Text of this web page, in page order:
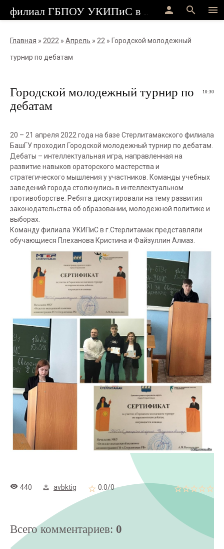
menu
search
person
Главная » 2022 » Апрель » 22 » Городской молодежный
турнир по дебатам
10:30
Городской молодежный турнир по
дебатам
20 – 21 апреля 2022 года на базе Стерлитамакского филиала
БашГУ проходил Городской молодежный турнир по дебатам.
Дебаты – интеллектуальная игра, направленная на
развитие навыков ораторского мастерства и
стратегического мышления у участников. Команды учебных
заведений города столкнулись в интеллектуальном
противоборстве. Ребята дискутировали на тему развития
законодательства об образовании, молодёжной политике и
выборах.
Команду филиала УКИПиС в г.Стерлитамак представляли
обучающиеся Плеханова Кристина и Файзуллин Алмаз.
440 avbktig 0.0/0
Всего комментариев: 0